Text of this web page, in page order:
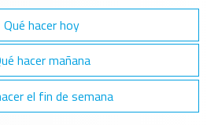
Qué hacer hoy
hacer mañana
el fin de semana